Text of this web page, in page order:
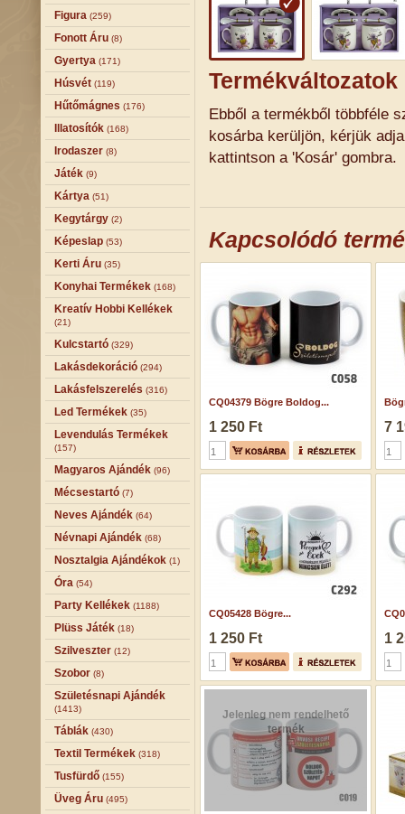
Figura (259)
Fonott Áru (8)
Gyertya (171)
Húsvét (119)
Hűtőmágnes (176)
Illatosítók (168)
Irodaszer (8)
Játék (9)
Kártya (51)
Kegytárgy (2)
Képeslap (53)
Kerti Áru (35)
Konyhai Termékek (168)
Kreatív Hobbi Kellékek
(21)
Kulcstartó (329)
Lakásdekoráció (294)
Lakásfelszerelés (316)
Led Termékek (35)
Levendulás Termékek
(157)
Magyaros Ajándék (96)
Mécsestartó (7)
Neves Ajándék (64)
Névnapi Ajándék (68)
Nosztalgia Ajándékok (1)
Óra (54)
Party Kellékek (1188)
Plüss Játék (18)
Szilveszter (12)
Szobor (8)
Születésnapi Ajándék
(1413)
Táblák (430)
Textil Termékek (318)
Tusfürdő (155)
Üveg Áru (495)
Termékváltozatok
Ebből a termékből többféle
kosárba kerüljön, kérjük
kattintson a 'Kosár' gombra.
Kapcsolódó
CQ04379 Bögre Boldog...
1 250 Ft 7
CQ05428 Bögre...
1 250 Ft 1
Jelenleg nem rendelhető
termék